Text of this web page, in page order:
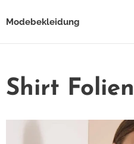
Modebekleidung
Shirt